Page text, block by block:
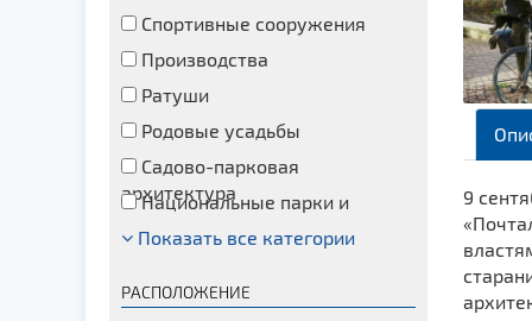
Спортивные сооружения
Производства
Ратуши
Родовые усадьбы
Садово-парковая
архитектура
Национальные парки и
заказники
Озера и водоемы
Памятники археологии
Показать все категории
РАСПОЛОЖЕНИЕ
9